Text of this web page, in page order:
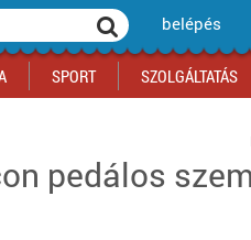
belépés
alkatrész
Biztonságtechnika
SPORT SZOLGÁLTATÁS
pedálos